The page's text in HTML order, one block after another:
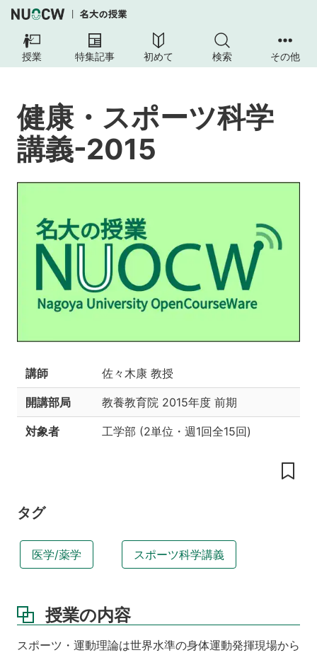
授業 特集記事 初めて 検索 その他
康・
ス
義-2015
工
考
あ
る
い
健康・スポーツ科学
講義-2015
講師 佐々木康 教授
開講部局 教養教育院 2015年度 前期
対象者 工学部 (2単位 ・ 週1回全15回)
タグ
医学/薬学 スポーツ科学講義
授業の内容
スポーツ・運動理論は世界水準の身体運動発揮現場から